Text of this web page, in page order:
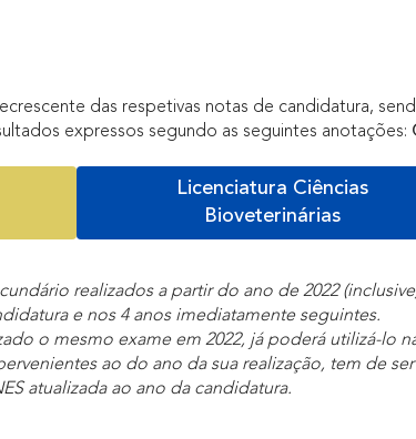
das respetivas notas de candidatura,
expressos segundo as seguintes anotações:
Licenciatura Ciências
Bioveterinárias
realizados a partir do ano de 2022
e nos 4 anos imediatamente seguintes.
o mesmo exame em 2022, já poderá utilizá-lo
ao do ano da sua realização, tem de
atualizada ao ano da candidatura.